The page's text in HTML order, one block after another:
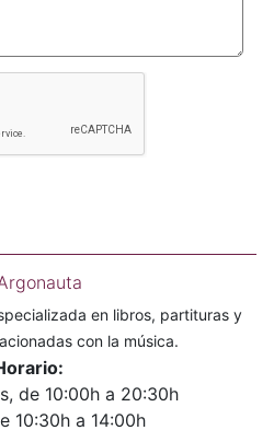
en libros, partituras y
con la música.
de 10:00h a 20:30h
10:30h a 14:00h